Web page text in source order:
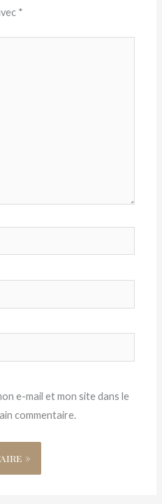
*
e-mail et mon site dans le
commentaire.